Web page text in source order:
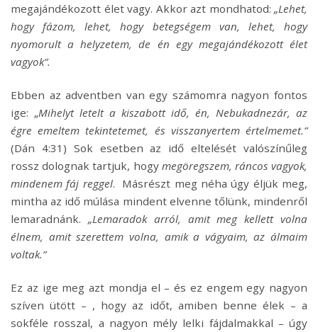
megajándékozott élet vagy. Akkor azt mondhatod: „Lehet,
hogy fázom, lehet, hogy betegségem van, lehet, hogy
nyomorult a helyzetem, de én egy megajándékozott élet
vagyok”.
Ebben az adventben van egy számomra nagyon fontos
ige: „Mihelyt letelt a kiszabott idő, én, Nebukadnezár, az
égre emeltem tekintetemet, és visszanyertem értelmemet.”
(Dán 4:31) Sok esetben az idő eltelését valószínűleg
rossz dolognak tartjuk, hogy megöregszem, ráncos vagyok,
mindenem fáj reggel. Másrészt meg néha úgy éljük meg,
mintha az idő múlása mindent elvenne tőlünk, mindenről
lemaradnánk. „Lemaradok arról, amit meg kellett volna
élnem, amit szerettem volna, amik a vágyaim, az álmaim
voltak.”
Ez az ige meg azt mondja el – és ez engem egy nagyon
szíven ütött – , hogy az időt, amiben benne élek – a
sokféle rosszal, a nagyon mély lelki fájdalmakkal – úgy